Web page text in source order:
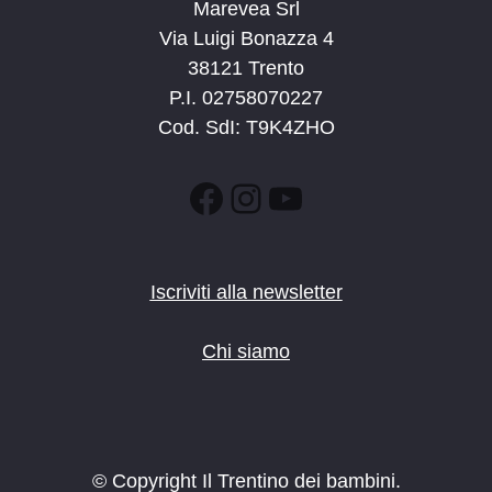
Marevea Srl
Via Luigi Bonazza 4
38121 Trento
P.I. 02758070227
Cod. SdI: T9K4ZHO
Facebook
Instagram
YouTube
Iscriviti alla newsletter
Chi siamo
© Copyright Il Trentino dei bambini.